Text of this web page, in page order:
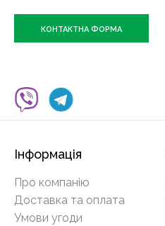
КОНТАКТНА ФОРМА
Інформація
Про компанію
Доставка та оплата
Умови угоди